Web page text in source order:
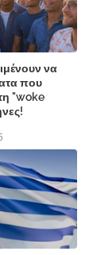
να
που
"woke